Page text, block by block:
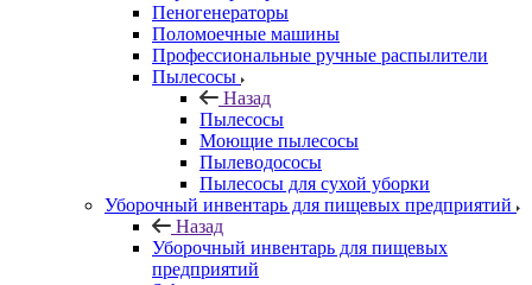
Пеногенераторы
Поломоечные машины
Профессиональные ручные распылители
Пылесосы
Назад
Пылесосы
Моющие пылесосы
Пылеводососы
Пылесосы для сухой уборки
Уборочный инвентарь для пищевых предприятий
Назад
Уборочный инвентарь для пищевых
предприятий